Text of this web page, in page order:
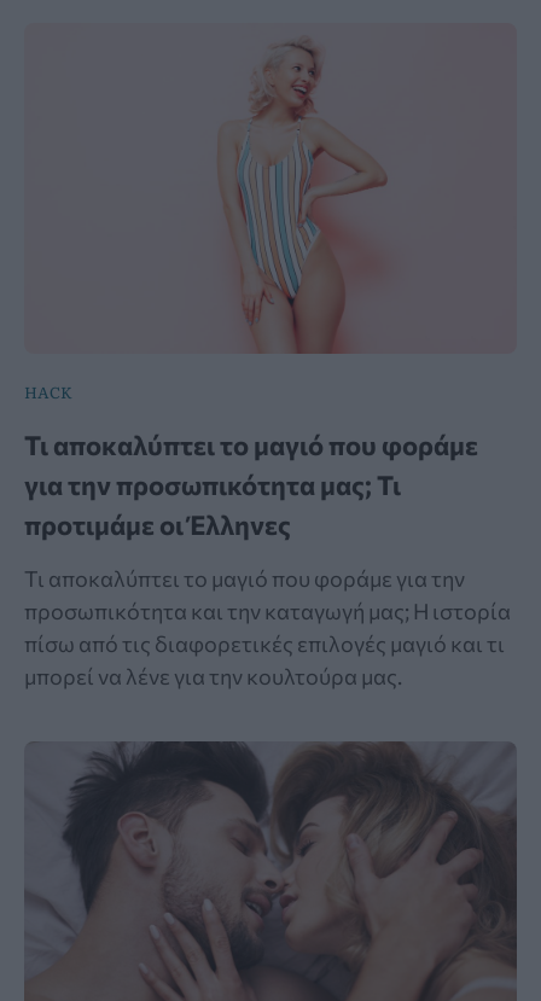
HACK
Τι αποκαλύπτει το μαγιό που φοράμε
για την προσωπικότητα μας; Τι
προτιμάμε οι Έλληνες
Τι αποκαλύπτει το μαγιό που φοράμε για την
προσωπικότητα και την καταγωγή μας; Η ιστορία
πίσω από τις διαφορετικές επιλογές μαγιό και τι
μπορεί να λένε για την κουλτούρα μας.